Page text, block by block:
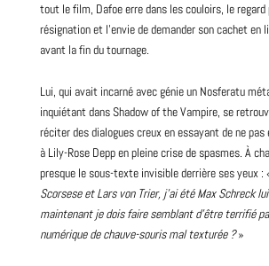
tout le film, Dafoe erre dans les couloirs, le regard
résignation et l’envie de demander son cachet en
avant la fin du tournage.
Lui, qui avait incarné avec génie un Nosferatu
inquiétant dans Shadow of the Vampire, se
réciter des dialogues creux en essayant de ne
à Lily-Rose Depp en pleine crise de spasmes. À
presque le sous-texte invisible derrière ses yeux :
Scorsese et Lars von Trier, j’ai été Max Schreck
maintenant je dois faire semblant d’être terrifié
numérique de chauve-souris mal texturée ?»